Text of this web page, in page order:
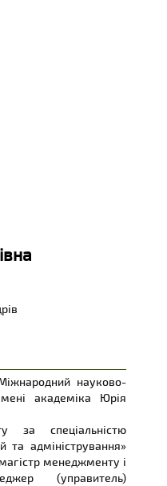
науково-
академіка Юрія
за спеціальністю
та адміністрування»
менеджменту і
(управитель)